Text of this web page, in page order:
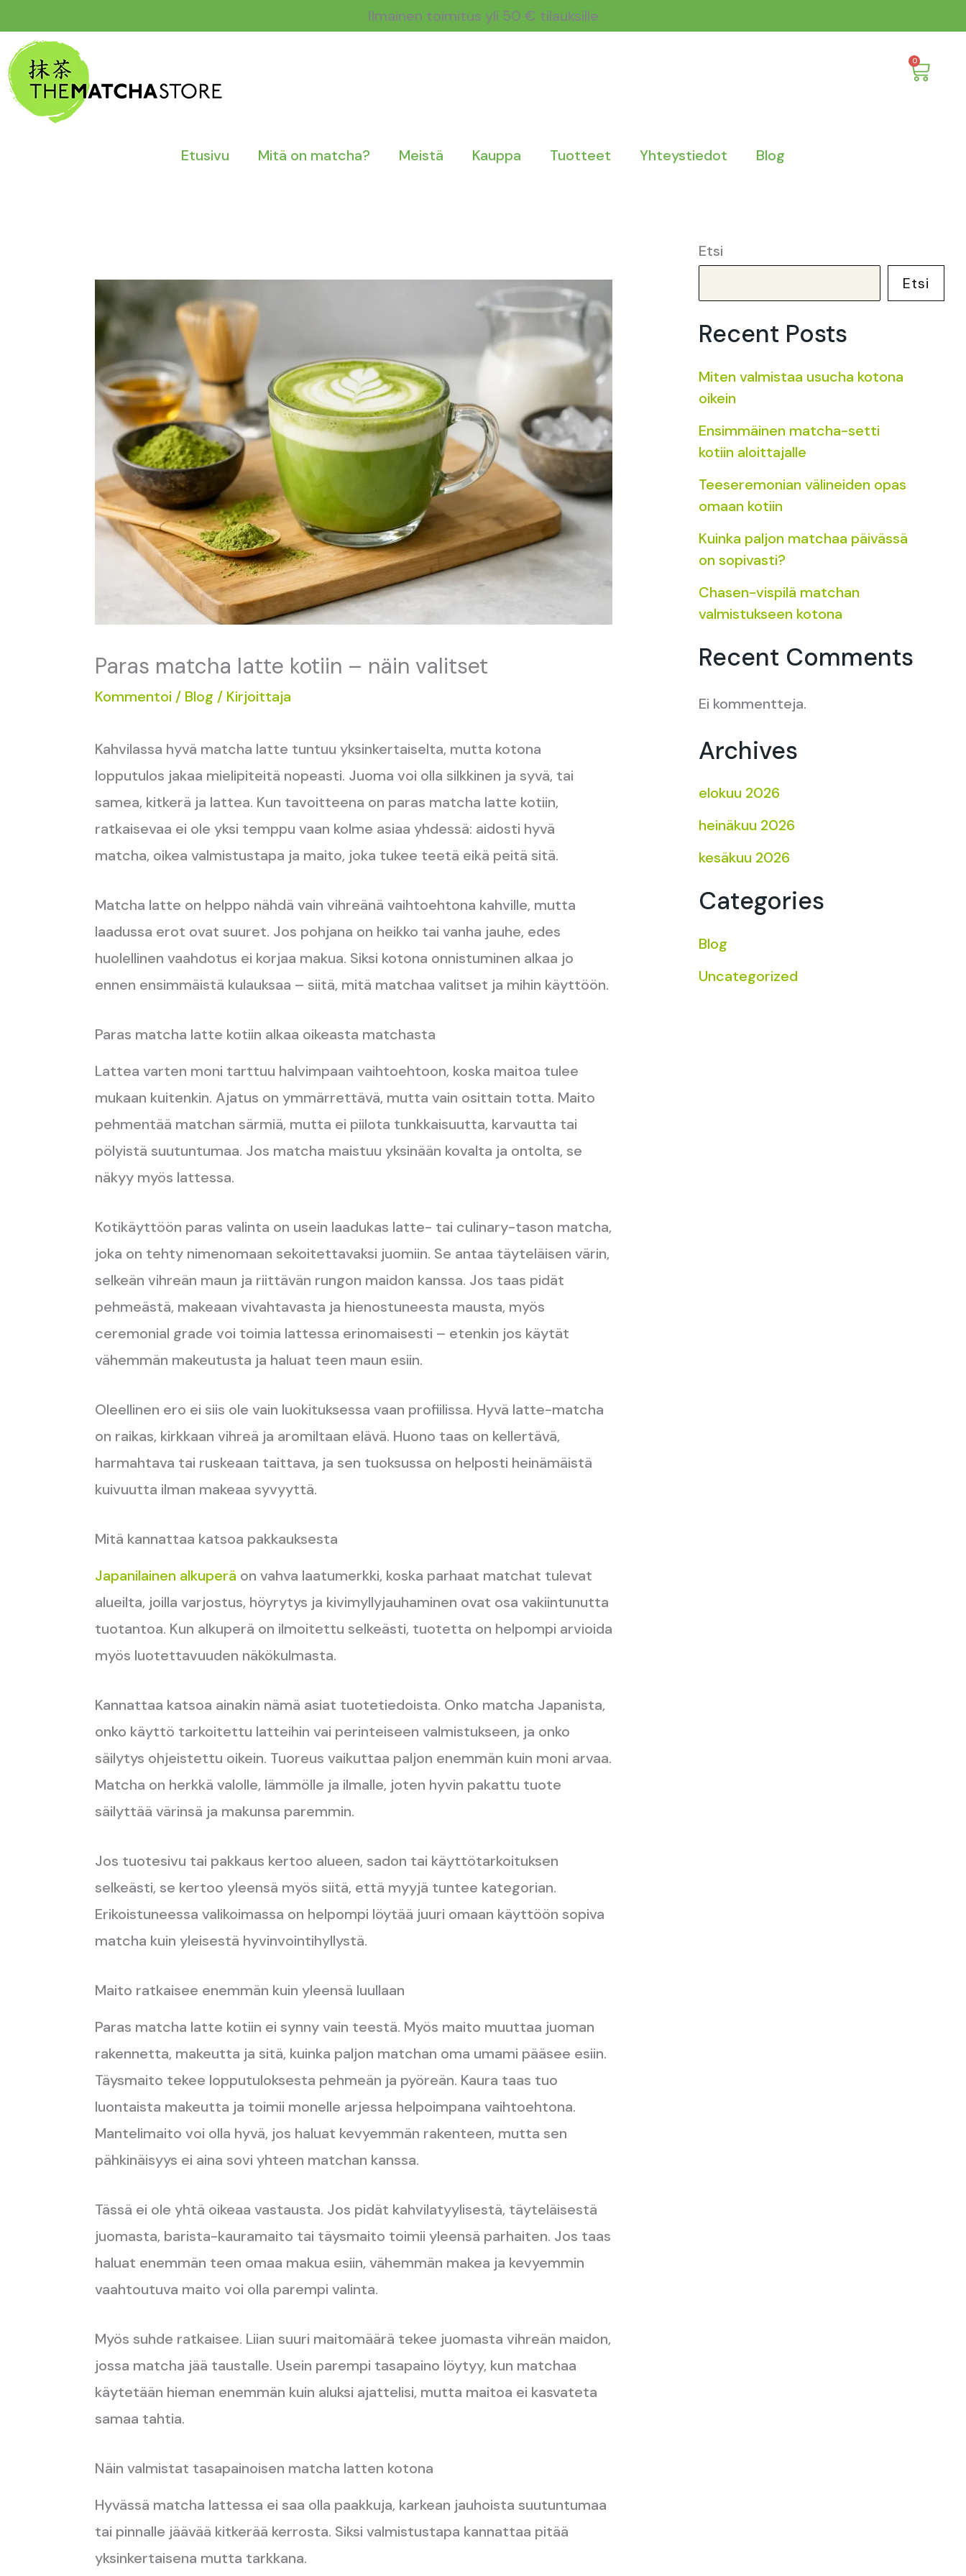
sisältöön
Ilmainen toimitus yli 50 € tilauksille
0
Cart
Etusivu Mitä on matcha? Meistä Kauppa Tuotteet Yhteystiedot Blog
Paras matcha latte kotiin – näin valitset
Kommentoi / Blog / Kirjoittaja
Kahvilassa hyvä matcha latte tuntuu yksinkertaiselta, mutta kotona
lopputulos jakaa mielipiteitä nopeasti. Juoma voi olla silkkinen ja syvä, tai
samea, kitkerä ja lattea. Kun tavoitteena on paras matcha latte kotiin,
ratkaisevaa ei ole yksi temppu vaan kolme asiaa yhdessä: aidosti hyvä
matcha, oikea valmistustapa ja maito, joka tukee teetä eikä peitä sitä.
Matcha latte on helppo nähdä vain vihreänä vaihtoehtona kahville, mutta
laadussa erot ovat suuret. Jos pohjana on heikko tai vanha jauhe, edes
huolellinen vaahdotus ei korjaa makua. Siksi kotona onnistuminen alkaa jo
ennen ensimmäistä kulauksaa – siitä, mitä matchaa valitset ja mihin käyttöön.
Paras matcha latte kotiin alkaa oikeasta matchasta
Lattea varten moni tarttuu halvimpaan vaihtoehtoon, koska maitoa tulee
mukaan kuitenkin. Ajatus on ymmärrettävä, mutta vain osittain totta. Maito
pehmentää matchan särmiä, mutta ei piilota tunkkaisuutta, karvautta tai
pölyistä suutuntumaa. Jos matcha maistuu yksinään kovalta ja ontolta, se
näkyy myös lattessa.
Kotikäyttöön paras valinta on usein laadukas latte- tai culinary-tason matcha,
joka on tehty nimenomaan sekoitettavaksi juomiin. Se antaa täyteläisen värin,
selkeän vihreän maun ja riittävän rungon maidon kanssa. Jos taas pidät
pehmeästä, makeaan vivahtavasta ja hienostuneesta mausta, myös
ceremonial grade voi toimia lattessa erinomaisesti – etenkin jos käytät
vähemmän makeutusta ja haluat teen maun esiin.
Oleellinen ero ei siis ole vain luokituksessa vaan profiilissa. Hyvä latte-matcha
on raikas, kirkkaan vihreä ja aromiltaan elävä. Huono taas on kellertävä,
harmahtava tai ruskeaan taittava, ja sen tuoksussa on helposti heinämäistä
kuivuutta ilman makeaa syvyyttä.
Mitä kannattaa katsoa pakkauksesta
Japanilainen alkuperä on vahva laatumerkki, koska parhaat matchat tulevat
alueilta, joilla varjostus, höyrytys ja kivimyllyjauhaminen ovat osa vakiintunutta
tuotantoa. Kun alkuperä on ilmoitettu selkeästi, tuotetta on helpompi arvioida
myös luotettavuuden näkökulmasta.
Kannattaa katsoa ainakin nämä asiat tuotetiedoista. Onko matcha Japanista,
onko käyttö tarkoitettu latteihin vai perinteiseen valmistukseen, ja onko
säilytys ohjeistettu oikein. Tuoreus vaikuttaa paljon enemmän kuin moni arvaa.
Matcha on herkkä valolle, lämmölle ja ilmalle, joten hyvin pakattu tuote
säilyttää värinsä ja makunsa paremmin.
Jos tuotesivu tai pakkaus kertoo alueen, sadon tai käyttötarkoituksen
selkeästi, se kertoo yleensä myös siitä, että myyjä tuntee kategorian.
Erikoistuneessa valikoimassa on helpompi löytää juuri omaan käyttöön sopiva
matcha kuin yleisestä hyvinvointihyllystä.
Maito ratkaisee enemmän kuin yleensä luullaan
Paras matcha latte kotiin ei synny vain teestä. Myös maito muuttaa juoman
rakennetta, makeutta ja sitä, kuinka paljon matchan oma umami pääsee esiin.
Täysmaito tekee lopputuloksesta pehmeän ja pyöreän. Kaura taas tuo
luontaista makeutta ja toimii monelle arjessa helpoimpana vaihtoehtona.
Mantelimaito voi olla hyvä, jos haluat kevyemmän rakenteen, mutta sen
pähkinäisyys ei aina sovi yhteen matchan kanssa.
Tässä ei ole yhtä oikeaa vastausta. Jos pidät kahvilatyylisestä, täyteläisestä
juomasta, barista-kauramaito tai täysmaito toimii yleensä parhaiten. Jos taas
haluat enemmän teen omaa makua esiin, vähemmän makea ja kevyemmin
vaahtoutuva maito voi olla parempi valinta.
Myös suhde ratkaisee. Liian suuri maitomäärä tekee juomasta vihreän maidon,
jossa matcha jää taustalle. Usein parempi tasapaino löytyy, kun matchaa
käytetään hieman enemmän kuin aluksi ajattelisi, mutta maitoa ei kasvateta
samaa tahtia.
Näin valmistat tasapainoisen matcha latten kotona
Hyvässä matcha lattessa ei saa olla paakkuja, karkean jauhoista suutuntumaa
tai pinnalle jäävää kitkerää kerrosta. Siksi valmistustapa kannattaa pitää
yksinkertaisena mutta tarkkana.
Etsi
Etsi
Recent Posts
Miten valmistaa usucha kotona
oikein
Ensimmäinen matcha-setti
kotiin aloittajalle
Teeseremonian välineiden opas
omaan kotiin
Kuinka paljon matchaa päivässä
on sopivasti?
Chasen-vispilä matchan
valmistukseen kotona
Recent Comments
Ei kommentteja.
Archives
elokuu 2026
heinäkuu 2026
kesäkuu 2026
Categories
Blog
Uncategorized